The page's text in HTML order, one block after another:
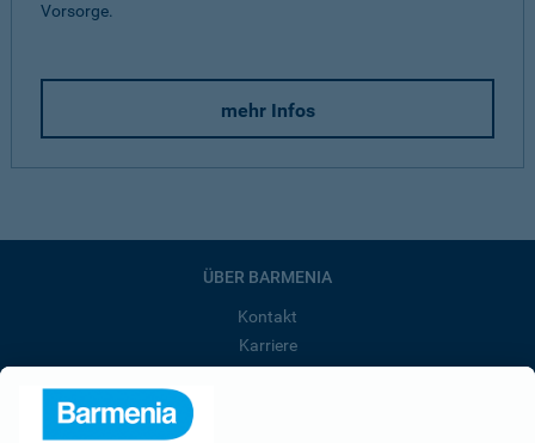
Vorsorge.
mehr Infos
ÜBER BARMENIA
Kontakt
Karriere